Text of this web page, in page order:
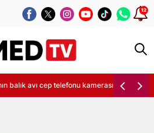
12
balık avı cep telefonu kamerasına yansıdı